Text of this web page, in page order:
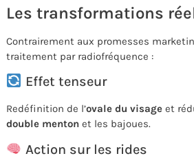
Les transformations
Contrairement aux promesses
traitement par radiofréquence :
Effet tenseur
Redéfinition de l’ovale du visage et
double menton et les bajoues.
Action sur les rides